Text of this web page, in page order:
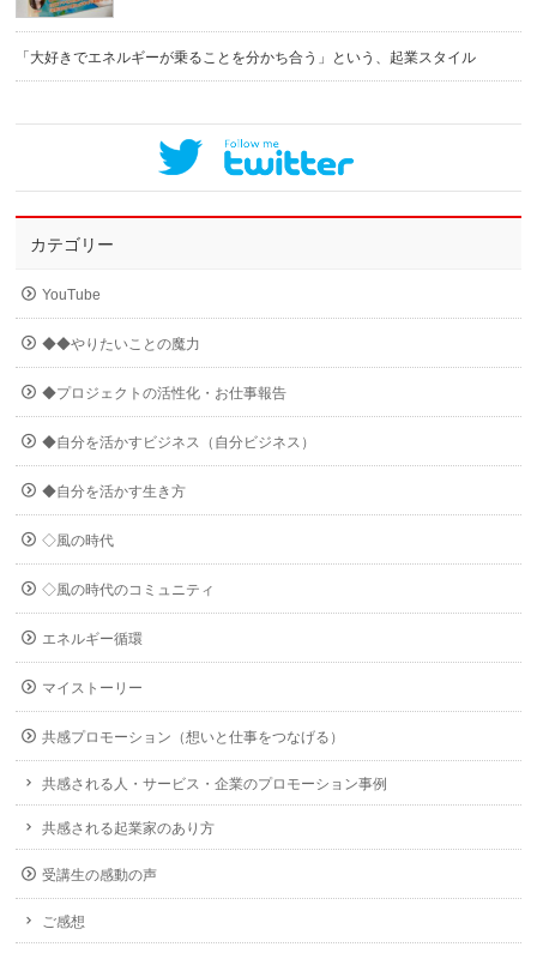
「大好きでエネルギーが乗ることを分かち合う」という、起業スタイル
カテゴリー
YouTube
◆◆やりたいことの魔力
◆プロジェクトの活性化・お仕事報告
◆自分を活かすビジネス（自分ビジネス）
◆自分を活かす生き方
◇風の時代
◇風の時代のコミュニティ
エネルギー循環
マイストーリー
共感プロモーション（想いと仕事をつなげる）
共感される人・サービス・企業のプロモーション事例
共感される起業家のあり方
受講生の感動の声
ご感想